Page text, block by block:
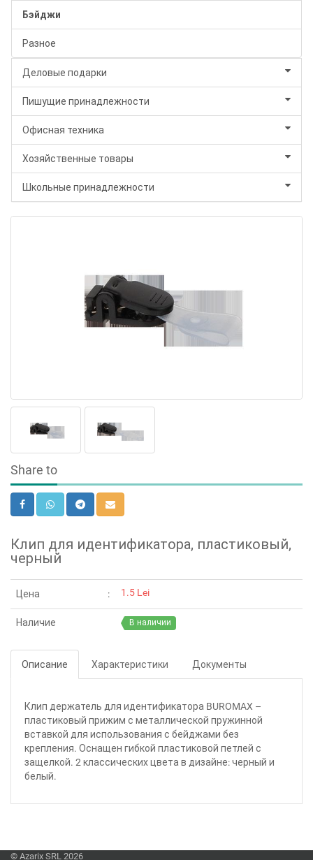
Бэйджи
Разное
Деловые подарки
Пишущие принадлежности
Офисная техника
Хозяйственные товары
Школьные принадлежности
Share to
Клип для идентификатора, пластиковый,
черный
Цена 1.5 Lei
Наличие В наличии
Описание Характеристики Документы
Клип держатель для идентификатора BUROMAX –
пластиковый прижим с металлической пружинной
вставкой для использования с бейджами без
крепления. Оснащен гибкой пластиковой петлей с
защелкой. 2 классических цвета в дизайне: черный и
белый.
© Azarix SRL 2026